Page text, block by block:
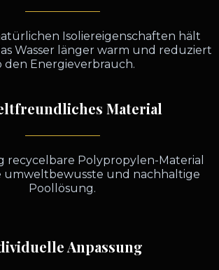
Isoliereigenschaften hält
Wasser länger warm und reduziert
den Energieverbrauch.
Material
recycelbare Polypropylen-Material
umweltbewusste und nachhaltige
Poollösung.
Anpassung